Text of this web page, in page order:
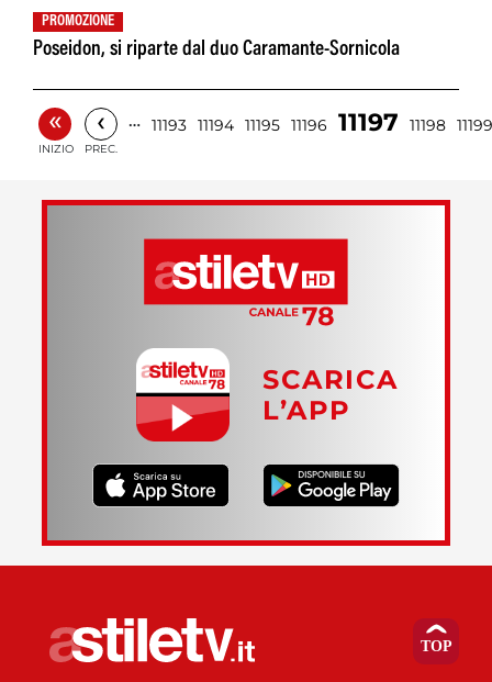
PROMOZIONE
Poseidon, si riparte dal duo Caramante-Sornicola
«
INIZIO
‹
PREC.
… 11193 11194 11195 11196 11197 11198 11199
SCARICA
L’APP